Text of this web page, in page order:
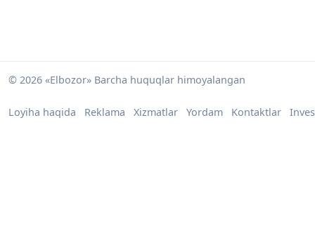
© 2026 «Elbozor» Barcha huquqlar himoyalangan
Loyiha haqida Reklama Xizmatlar Yordam Kontaktlar